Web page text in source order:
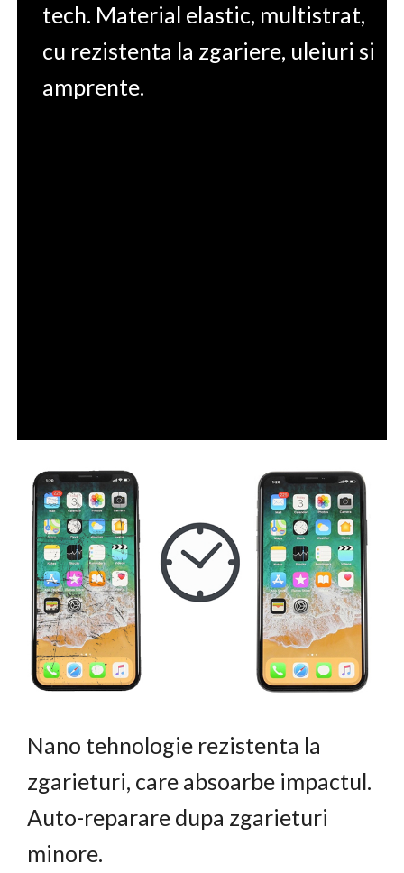
tech. Material elastic, multistrat,
cu rezistenta la zgariere, uleiuri si
amprente.
Nano tehnologie rezistenta la
zgarieturi, care absoarbe impactul.
Auto-reparare dupa zgarieturi
minore.